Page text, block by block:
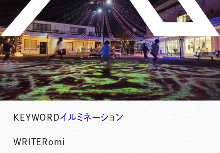
KEYWORDイルミネーション
WRITERomi